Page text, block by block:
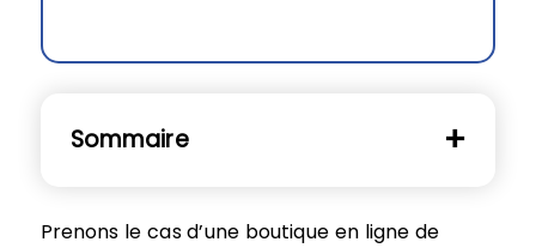
Sommaire
Prenons le cas d’une boutique en ligne de